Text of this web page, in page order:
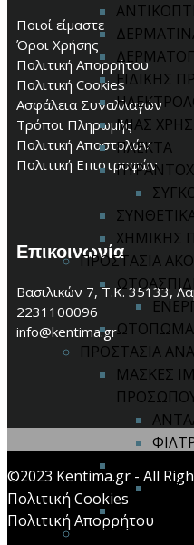
ΕΙΔΙΚΗΣ
ΜΙΑΣ
ΠΛΕΚΤΑ
ΧΗΜΙΚΗΣ
ΠΡΟΣΤΑΣΙΑ
ΠΡΟΣΤΑΣΙΑ
ΜΑΣΚΕΣ
ΣΥΣΤΗΜΑ
ΠΡΟΣΤΑΣΙΑ
Ποιοί είμαστε
Όροι Χρήσης
Πολιτική Απορρήτου
Πολιτική Cookies
Ασφάλεια Συναλλαγών
Τρόποι Πληρωμής
Πολιτική Αποστολών
Πολιτική Επιστροφών
Επικοινωνία
Βασιλικών 7, Τ.Κ. 35133,
2231100096
info@kentima.gr
©2023 Kentima.gr - All
Πολιτική Cookies
Πολιτική Απορρήτου